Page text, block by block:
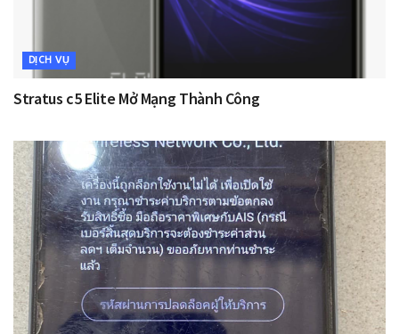
DỊCH VỤ
Stratus c5 Elite Mở Mạng Thành Công